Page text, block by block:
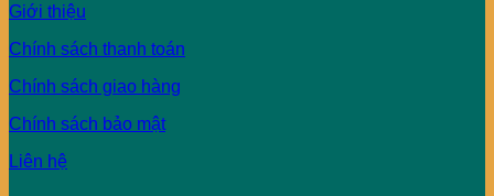
Giới thiệu
Chính sách thanh toán
Chính sách giao hàng
Chính sách bảo mật
Liên hệ